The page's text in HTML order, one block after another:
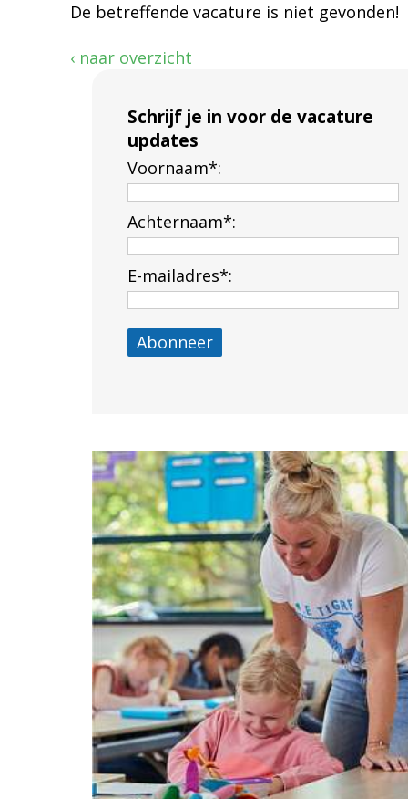
De betreffende vacature is niet gevonden!
‹ naar overzicht
Schrijf je in voor de vacature
updates
Voornaam*:
Achternaam*:
E-mailadres*:
Abonneer